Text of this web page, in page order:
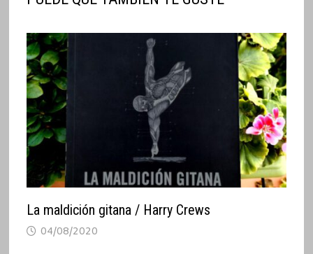
La maldición gitana / Harry Crews
04/08/2020